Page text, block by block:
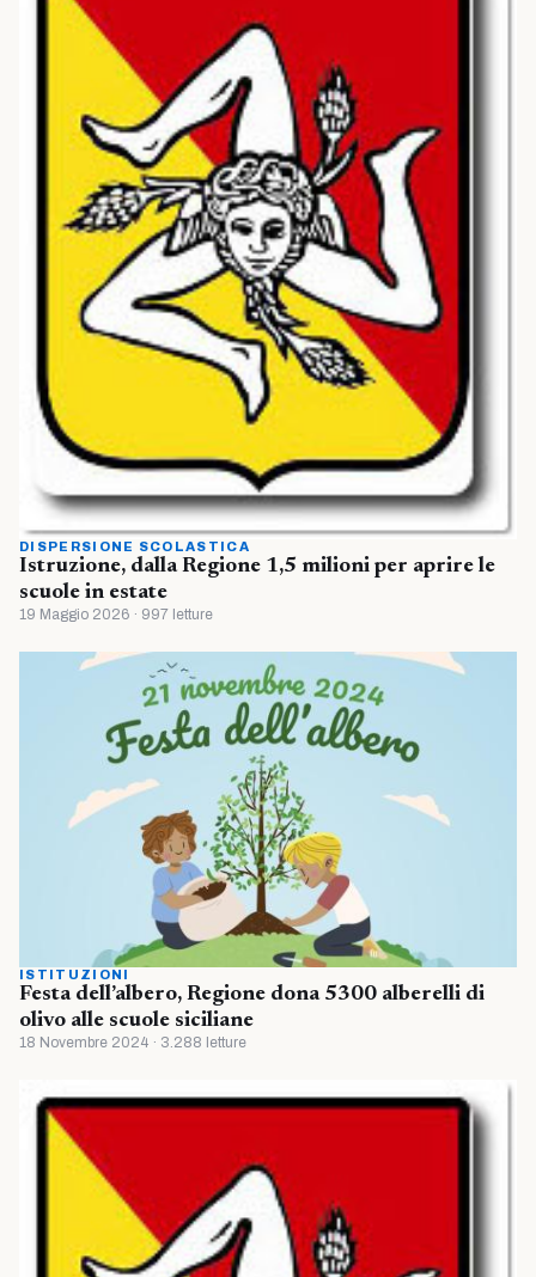
DISPERSIONE SCOLASTICA
Istruzione, dalla Regione 1,5 milioni per aprire le
scuole in estate
19 Maggio 2026 · 997 letture
ISTITUZIONI
Festa dell’albero, Regione dona 5300 alberelli di
olivo alle scuole siciliane
18 Novembre 2024 · 3.288 letture